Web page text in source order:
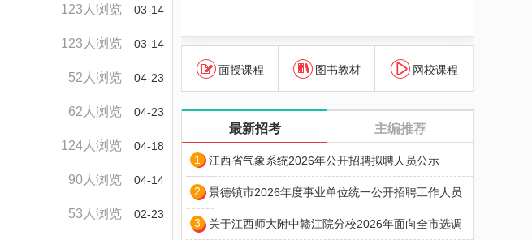
03-14
123人浏览
03-14
123人浏览
04-23
52人浏览
04-23
62人浏览
04-18
124人浏览
04-14
90人浏览
02-23
53人浏览
面授课程 图书教材 网校课程
最新招考 主编推荐
1 江西省气象系统2026年公开招聘拟聘人员公示
2 景德镇市2026年度事业单位统一公开招聘工作人员
3 关于江西师大附中赣江院分校2026年面向全市选调